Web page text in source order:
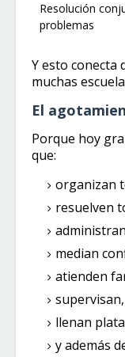
Resolución
problemas
Y esto conecta
muchas
El
Porque hoy
que:
organizan
resuelven
median
atienden
supervisan,
llenan
y además